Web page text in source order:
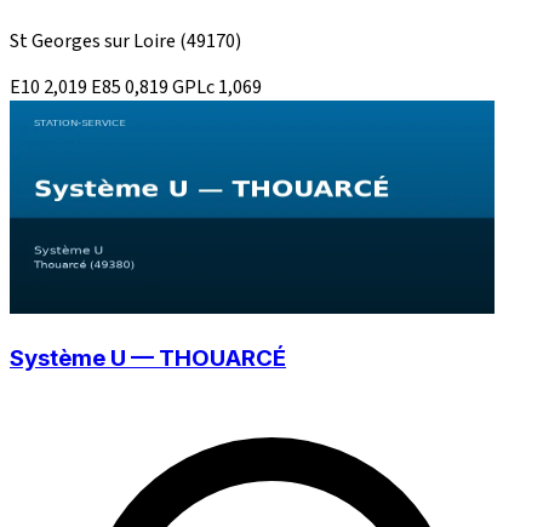
St Georges sur Loire (49170)
E10 2,019 E850,819GPLc1,069
Système U — THOUARCÉ